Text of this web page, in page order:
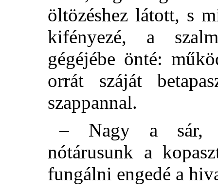
öltözéshez látott, s
kifényezé, a
gégéjébe önté:
orrát száját
szappannal.
– Nagy a sár,
nótárusunk a
fungálni engedé a